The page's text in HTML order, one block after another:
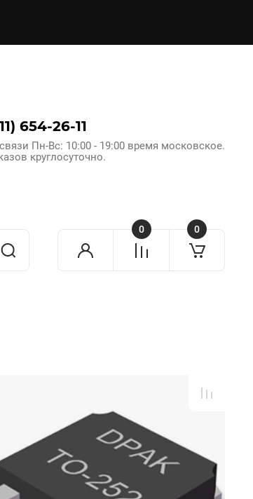
654-26-11
Пн-Вс: 10:00 - 19:00 время московское.
круглосуточно.
0 0